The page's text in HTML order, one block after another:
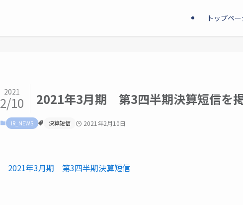
トップペ
2021年3月期 第3四半期決算短信を掲
2021
2/10
IR_NEWS 決算短信 2021年2月10日
2021年3月期 第3四半期決算短信